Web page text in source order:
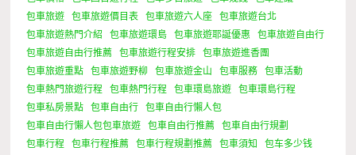
包車旅遊
包車旅遊價目表 包車旅遊六人座
包車旅遊台北
包車旅遊熱門介紹
包車旅遊環島 包車旅遊耶誕優惠
包車旅遊自由行
包車旅遊自由行推薦
包車旅遊行程安排
包車旅遊進香團
包車旅遊重點
包車旅遊野柳 包車旅遊金山 包車服務
包車活動
包車熱門旅遊行程
包車熱門行程 包車環島旅遊
包車環島行程
包車私房景點
包車自由行
包車自由行懶人包
包車自由行懶人包包車旅遊
包車自由行推薦
包車自由行規劃
包車行程
包車行程推薦 包車行程規劃推薦 包車須知
包车多少钱